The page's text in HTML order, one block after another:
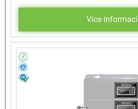
Více informací